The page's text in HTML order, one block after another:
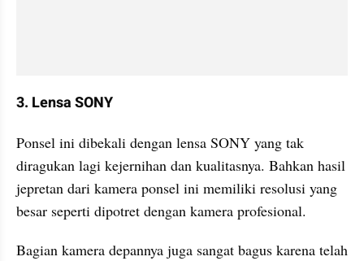
3. Lensa SONY
Ponsel ini dibekali dengan lensa SONY yang tak
diragukan lagi kejernihan dan kualitasnya. Bahkan hasil
jepretan dari kamera ponsel ini memiliki resolusi yang
besar seperti dipotret dengan kamera profesional.
Bagian kamera depannya juga sangat bagus karena telah